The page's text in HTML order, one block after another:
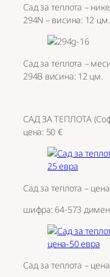
Сад за теплота –
294N – висина: 12 цм.
Сад за теплота –
294B висина: 12 цм.
САД ЗА ТЕПЛОТА
цена: 50 €
Сад за теплота –
шифра: 64-573
Сад за теплота –